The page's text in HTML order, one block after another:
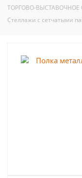
ТОРГОВО-ВЫСТАВОЧНОЕ
Стеллажи с сетчатыми